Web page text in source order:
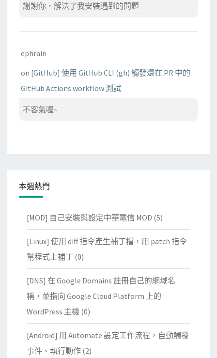
謝謝你，解決了我安裝遇到的問題
ephrain
on [GitHub] 使用 GitHub CLI (gh) 觸發還在 PR 中的
GitHub Actions workflow 測試
不客氣喔~
本週熱門
[MOD] 自己安裝與設定中華電信 MOD (5)
[Linux] 使用 diff 指令產生補丁檔，用 patch 指令
幫程式上補丁 (0)
[DNS] 在 Google Domains 註冊自己的網域名
稱，並指向 Google Cloud Platform 上的
WordPress 主機 (0)
[Android] 用 Automate 設定工作流程，自動觸發
事件、執行動作 (2)